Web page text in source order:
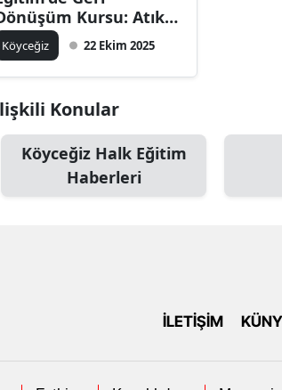
Kursu: Atık
Aksesuar
Başlıyor
Köyceğiz 22 Ekim 2025
Konular
Köyceğiz Halk Eğitim
Haberleri
İLETİŞİM